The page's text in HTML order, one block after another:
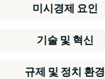
미시경제 요인
기술 및 혁신
규제 및 정치 환경